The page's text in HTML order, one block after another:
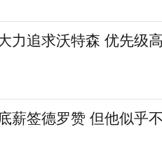
力追求沃特森 优先级
薪签德罗赞 但他似乎